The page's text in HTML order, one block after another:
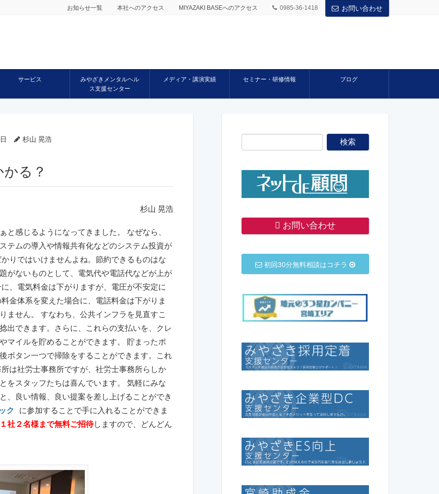
お知らせ一覧 本社へのアクセス MIYAZAKI BASEへのアクセス 0985-36-1418 お問い合わせ
サービス
みやざきメンタルヘル
ス支援センター
メディア・講演実績 セミナー・研修情報 ブログ
杉山 晃浩
る？
杉山 晃浩
と感じるようになってきました。 なぜなら、
テムの導入や情報共有化などのシステム投資が
りではいけませんよね。節約できるものはな
がないものとして、電気代や電話代などが上が
、電気料金は下がりますが、電圧が不安定に
金体系を変えた場合に、電話料金は下がりま
ません。 すなわち、公共インフラを見直すこ
出できます。さらに、これらの支払いを、クレ
マイルを貯めることができます。 貯まったポ
ボタン一つで掃除をすることができます。これ
は社労士事務所ですが、社労士事務所らしか
をスタッフたちは喜んでいます。 気軽にみな
、良い情報、良い提案を差し上げることができ
ク
に参加することで手に入れることができま
社２名様まで無料ご招待しますので、どんどん
お問い合わせ
初回30分無料相談はコチラ